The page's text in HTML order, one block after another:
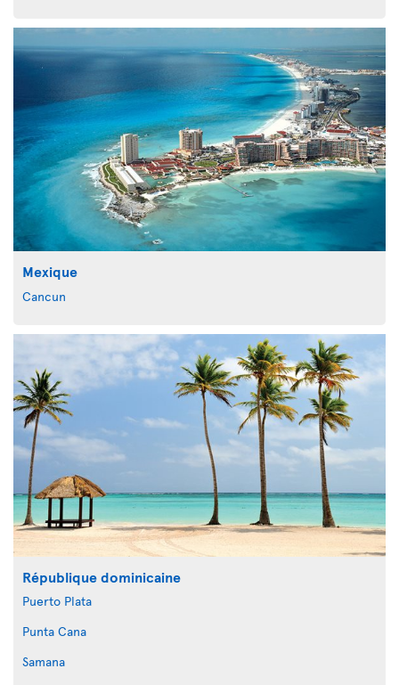
Mexique
Cancun
République dominicaine
Puerto Plata
Punta Cana
Samana